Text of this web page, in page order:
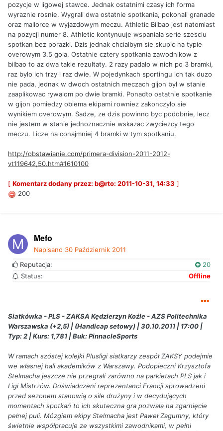
pozycje w ligowej stawce. Jednak ostatnimi czasy ich forma
wyraznie rosnie. Wygrali dwa ostatnie spotkania, pokonali granade
oraz mallorce w wyjazdowym meczu. Athletic Bilbao jest natomiast
na pozycji numer 8. Athletic kontynuuje wspaniala serie szesciu
spotkan bez porazki. Dzis jednak chcialbym sie skupic na typie
overowym 3.5 gola. Ostatnie cztery spotkania zawodnikow z
bilbao to az dwa takie rezultaty. 2 razy padalo w nich po 3 bramki,
raz bylo ich trzy i raz dwie. W pojedynkach sportingu ich tak duzo
nie pada, jednak w dwoch ostatnich meczach gijon byl w stanie
zaaplikowac rywalom po dwie bramki. Ponadto ostatnie spotkanie
w gijon pomiedzy obiema ekipami rowniez zakonczylo sie
wynikiem overowym. Sadze, ze dzis powinno byc podobnie, lecz
nie jestem w stanie jednoznacznie wskazac zwyciezcy tego
meczu. Licze na conajmniej 4 bramki w tym spotkaniu.
http://obstawianie.com/primera-division-2011-2012-
vt119642,50.htm#1610100
[ Komentarz dodany przez: b@rto: 2011-10-31, 14:33 ]
200
Mefo
Napisano 30 Październik 2011
Reputacja:
20
Status:
Offline
Siatkówka - PLS - ZAKSA Kędzierzyn Koźle - AZS Politechnika
Warszawska (+2,5) | (Handicap setowy) | 30.10.2011 | 17:00 |
Typ: 2 | Kurs: 1,781 | Buk: PinnacleSports
W ramach szóstej kolejki Plusligi siatkarzy zespół ZAKSY podejmie
we własnej hali akademików z Warszawy. Podopieczni Krzysztofa
Stelmacha jeszcze nie przegrali zarówno na parkietach PLS jak i
Ligi Mistrzów. Doświadczeni reprezentanci Francji sprowadzeni
przed sezonem stanowią o sile drużyny i w decydujących
momentach spotkań to ich skuteczna gra pozwala na zgarnięcie
pełnej puli. Mózgiem ekipy Stelmacha jest Paweł Zagumny, który
świetnie współpracuje ze wszystkimi zawodnikami, w pełni